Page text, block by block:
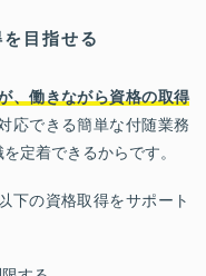
目指せる
、働きながら資格の取得
応できる簡単な付随業務
定着できるからです。
下の資格取得をサポート